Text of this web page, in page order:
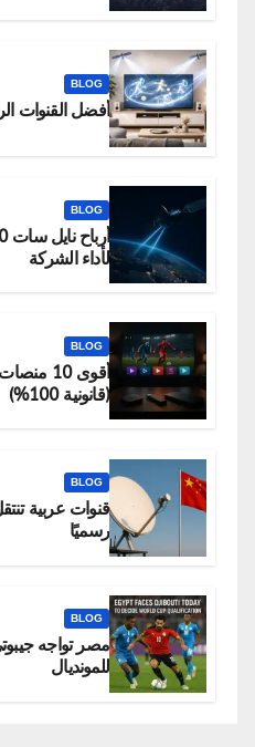
BLOG
أفضل القنوات
BLOG
لأداء الشركة
BLOG
(قانونية 100%)
BLOG
قنوات عربية
رسميًا
BLOG
مصر تواجه
للمونديال